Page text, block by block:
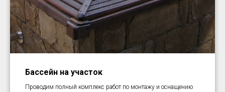
Бассейн на участок
Проводим полный комплекс работ по монтажу и оснащению